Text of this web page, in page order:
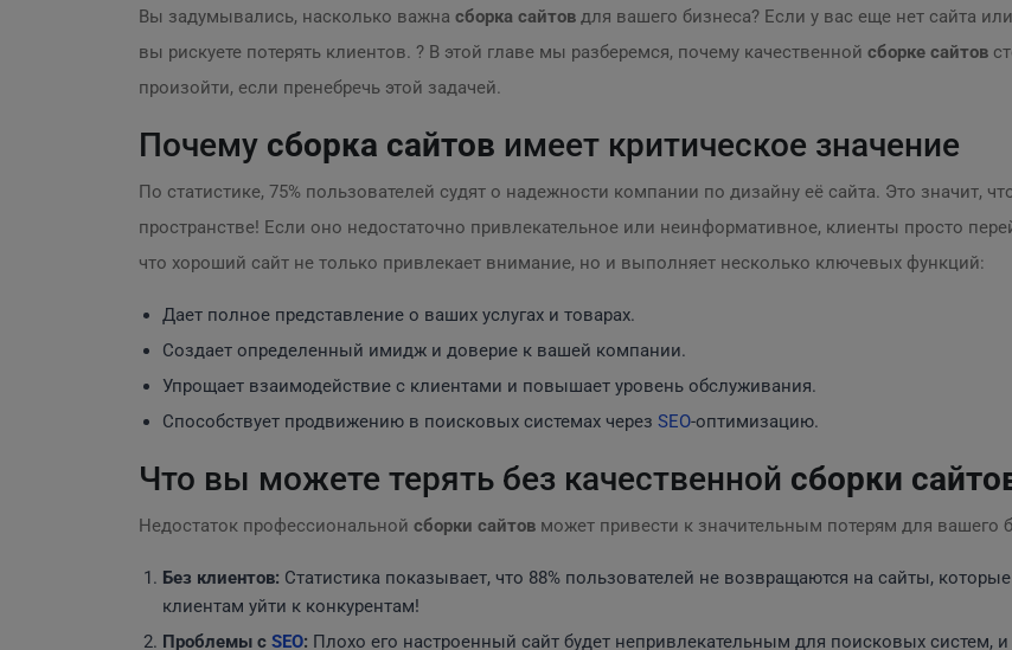
Вы задумывались, насколько важна сборка сайтов для вашего бизнеса? Если у вас еще нет сайта
вы рискуете потерять клиентов. ? В этой главе мы разберемся, почему качественной сборке сайтов
произойти, если пренебречь этой задачей.
Почему сборка сайтов имеет критическое значение
По статистике, 75% пользователей судят о надежности компании по дизайну её сайта. Это значит,
пространстве! Если оно недостаточно привлекательное или неинформативное, клиенты просто
что хороший сайт не только привлекает внимание, но и выполняет несколько ключевых функций:
Дает полное представление о ваших услугах и товарах.
Создает определенный имидж и доверие к вашей компании.
Упрощает взаимодействие с клиентами и повышает уровень обслуживания.
Способствует продвижению в поисковых системах через SEO-оптимизацию.
Что вы можете терять без качественной сборки
Недостаток профессиональной сборки сайтов может привести к значительным потерям для вашего
Без клиентов: Статистика показывает, что 88% пользователей не возвращаются на сайты,
клиентам уйти к конкурентам!
Проблемы с SEO: Плохо его настроенный сайт будет непривлекательным для поисковых